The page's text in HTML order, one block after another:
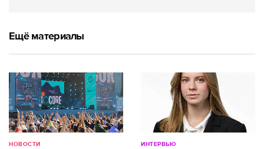
Ещё материалы
НОВОСТИ ИНТЕРВЬЮ